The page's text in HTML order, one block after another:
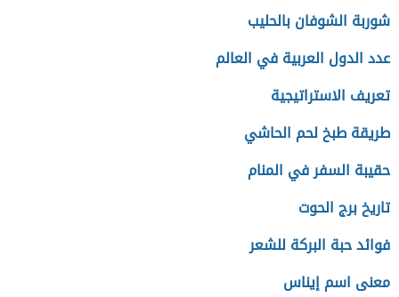
شوربة الشوفان بالحليب
عدد الدول العربية في العالم
تعريف الاستراتيجية
طريقة طبخ لحم الحاشي
حقيبة السفر في المنام
تاريخ برج الحوت
فوائد حبة البركة للشعر
معنى اسم إيناس